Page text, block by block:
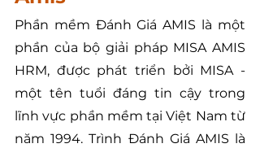
Phần mềm Đánh Giá AMIS là một
phần của bộ giải pháp MISA AMIS
HRM, được phát triển bởi MISA -
một tên tuổi đáng tin cậy trong
lĩnh vực phần mềm tại Việt Nam từ
năm 1994. Trình Đánh Giá AMIS là